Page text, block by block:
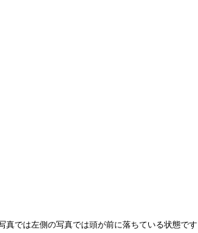
真では左側の写真では頭が前に落ちている状態で